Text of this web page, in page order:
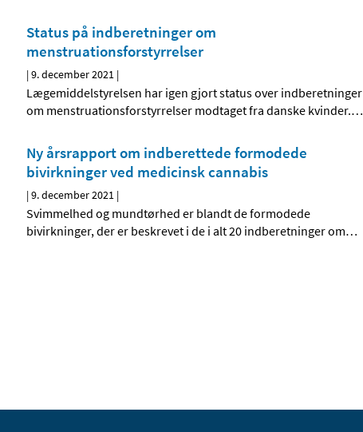
Status på indberetninger om
menstruationsforstyrrelser
|9. december 2021 |
Lægemiddelstyrelsen har igen gjort status over indberetninger
om menstruationsforstyrrelser modtaget fra danske kvinder.…
Ny årsrapport om indberettede formodede
bivirkninger ved medicinsk cannabis
|9. december 2021 |
Svimmelhed og mundtørhed er blandt de formodede
bivirkninger, der er beskrevet i de i alt 20 indberetninger om…